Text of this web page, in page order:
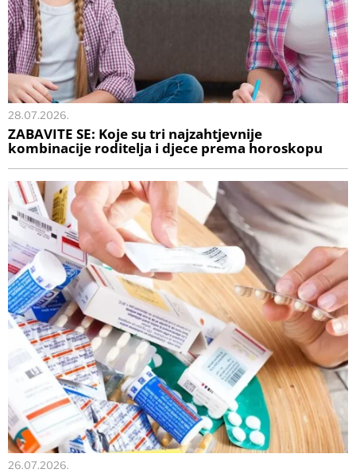
28.07.2026.
ZABAVITE SE: Koje su tri najzahtjevnije
kombinacije roditelja i djece prema horoskopu
26.07.2026.